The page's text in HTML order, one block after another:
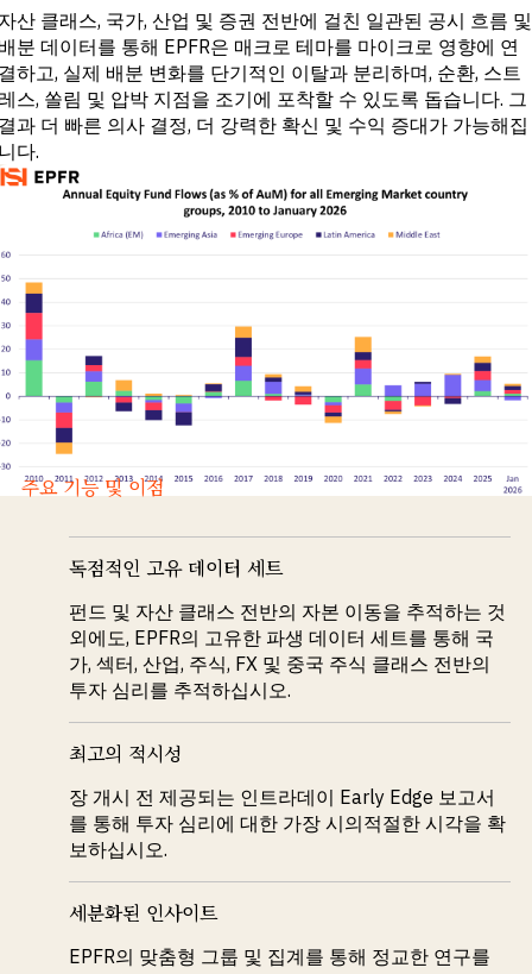
산 클래스, 국가, 산업 및 증권 전반에 걸친 일관된 공시 흐름 및
분 데이터를 통해 EPFR은 매크로 테마를 마이크로 영향에 연
하고, 실제 배분 변화를 단기적인 이탈과 분리하며, 순환, 스트
스, 쏠림 및 압박 지점을 조기에 포착할 수 있도록 돕습니다. 그
과 더 빠른 의사 결정, 더 강력한 확신 및 수익 증대가 가능해집
다.
주요 기능 및 이점
독점적인 고유 데이터 세트
펀드 및 자산 클래스 전반의 자본 이동을 추적하는 것
외에도, EPFR의 고유한 파생 데이터 세트를 통해 국
가, 섹터, 산업, 주식, FX 및 중국 주식 클래스 전반의
투자 심리를 추적하십시오.
최고의 적시성
장 개시 전 제공되는 인트라데이 Early Edge 보고서
를 통해 투자 심리에 대한 가장 시의적절한 시각을 확
보하십시오.
세분화된 인사이트
EPFR의 맞춤형 그룹 및 집계를 통해 정교한 연구를